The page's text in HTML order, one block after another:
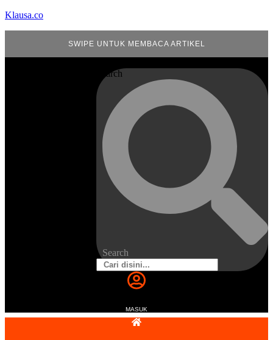
Klausa.co
SWIPE UNTUK MEMBACA ARTIKEL
Search
Search
MASUK